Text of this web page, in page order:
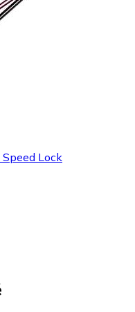
Lock